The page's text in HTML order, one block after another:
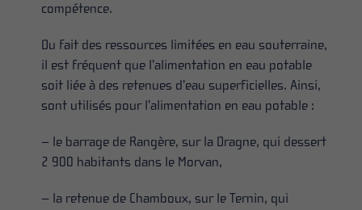
compétence.
Du fait des ressources limitées en eau souterraine,
il est fréquent que l’alimentation en eau potable
soit liée à des retenues d’eau superficielles. Ainsi,
sont utilisés pour l’alimentation en eau potable :
– le barrage de Rangère, sur la Dragne, qui dessert
2 900 habitants dans le Morvan,
– la retenue de Chamboux, sur le Ternin, qui